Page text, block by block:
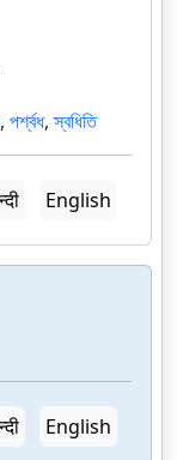
, পর্শ্বধ,স্বধিতি
English
English